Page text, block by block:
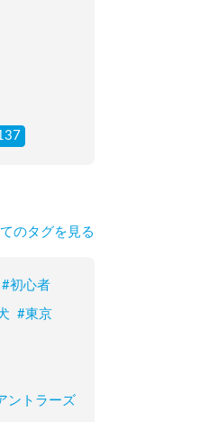
のタグを見る
#初心者
#東京
ントラーズ